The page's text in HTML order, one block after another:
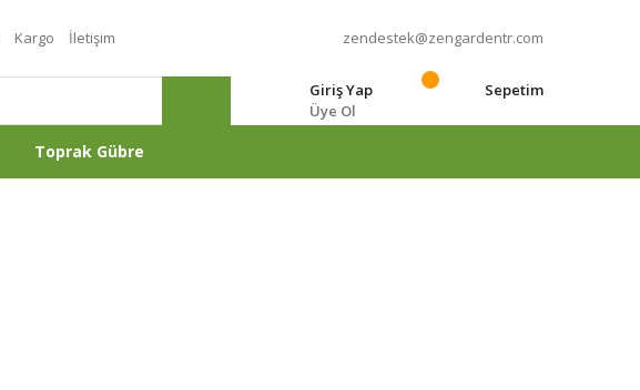
Kargo İletişim zendestek@zengardentr.com
Giriş Yap
Üye Ol
Sepetim
Toprak Gübre